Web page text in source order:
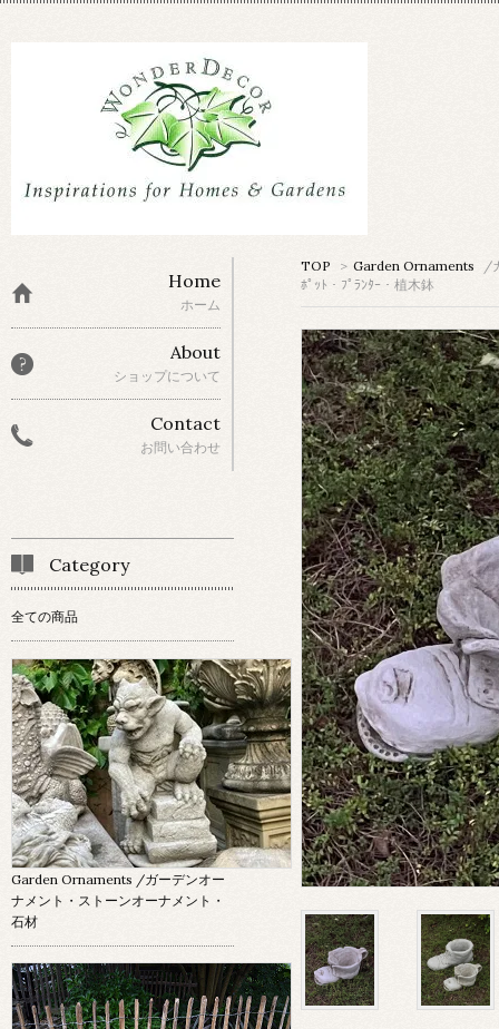
TOP > Garden Ornaments
/
ﾎﾟｯﾄ・ﾌﾟﾗﾝﾀｰ・植木鉢
Home
ホーム
About
ショップについて
Contact
お問い合わせ
Category
全ての商品
Garden Ornaments /ガーデンオー
ナメント・ストーンオーナメント・
石材